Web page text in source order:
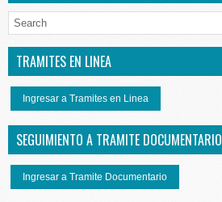
TRAMITES EN LINEA
Ingresar a Tramites en Linea
SEGUIMIENTO A TRAMITE DOCUMENTARIO
Ingresar a Tramite Documentario